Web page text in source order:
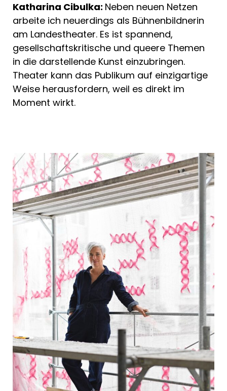
Katharina Cibulka: Neben neuen Netzen
arbeite ich neuerdings als Bühnenbildnerin
am Landestheater. Es ist spannend,
gesellschaftskritische und queere Themen
in die darstellende Kunst einzubringen.
Theater kann das Publikum auf einzigartige
Weise herausfordern, weil es direkt im
Moment wirkt.